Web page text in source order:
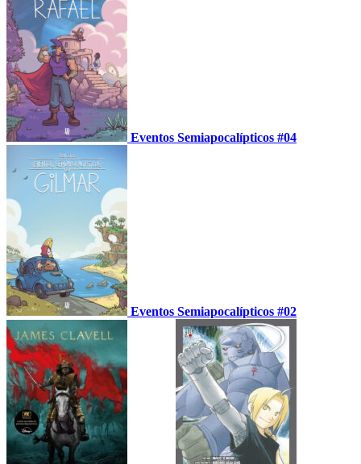
Eventos Semiapocalípticos #04
Eventos Semiapocalípticos #02